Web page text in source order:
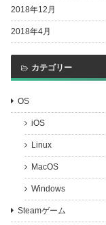
2018年12月
2018年4月
カテゴリー
OS
iOS
Linux
MacOS
Windows
Steamゲーム